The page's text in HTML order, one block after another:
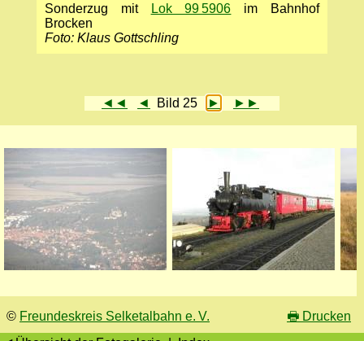
Sonderzug mit Lok 99 5906 im Bahnhof
Brocken
Foto: Klaus Gottschling
◄◄ ◄ Bild 25 ► ►►
© Freundeskreis Selketalbahn e. V. 🖶 Drucken